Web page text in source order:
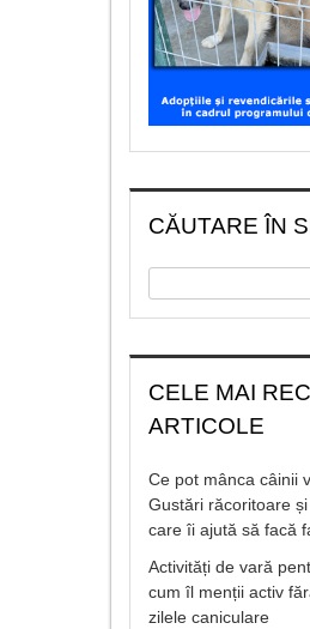
CĂUTARE ÎN
CELE MAI
ARTICOLE
Ce pot mânca câinii
Gustări răcoritoare
care îi ajută să facă
Activități de vară
cum îl menții activ
zilele caniculare